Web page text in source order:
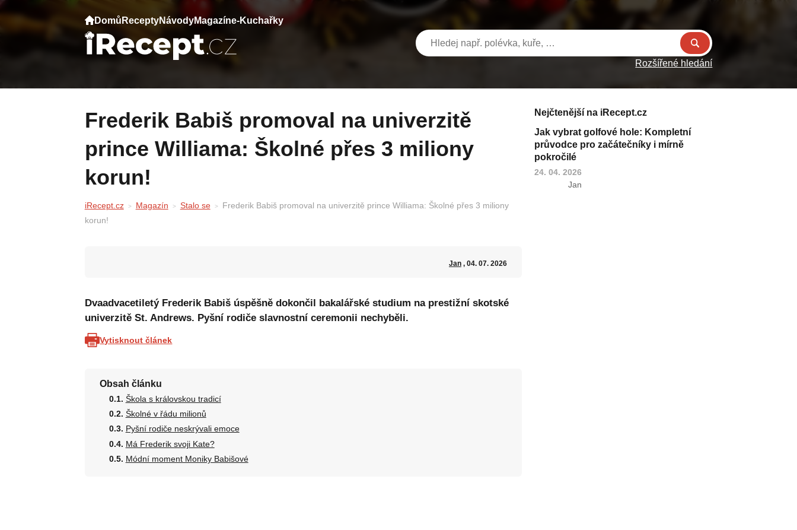
Domů ReceptyNávodyMagazíne-Kuchařky
Rozšířené hledání
Frederik Babiš promoval na univerzitě
prince Williama: Školné přes 3 miliony
korun!
iRecept.cz Magazín Stalo se
Frederik Babiš promoval na univerzitě prince Williama: Školné přes 3 miliony
korun!
Jan, 04. 07. 2026
Dvaadvacetiletý Frederik Babiš úspěšně dokončil bakalářské studium na prestižní skotské
univerzitě St. Andrews. Pyšní rodiče slavnostní ceremonii nechyběli.
Vytisknout článek
Obsah článku
Škola s královskou tradicí
Školné v řádu milionů
Pyšní rodiče neskrývali emoce
Má Frederik svoji Kate?
Módní moment Moniky Babišové
Nejčtenější na iRecept.cz
Jak vybrat golfové hole: Kompletní
průvodce pro začátečníky i mírně
pokročilé
24. 04. 2026
Jan